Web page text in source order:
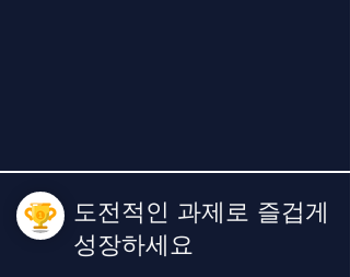
도전적인 과제로 즐겁게
성장하세요